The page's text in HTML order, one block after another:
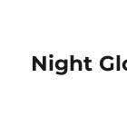
Night